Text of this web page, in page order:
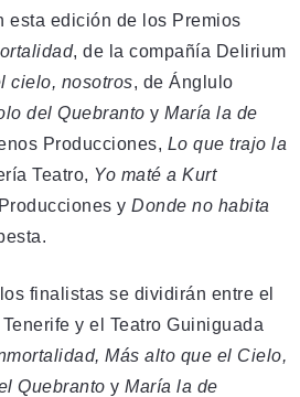
esta edición de los Premios
, de la compañía Delirium
cielo, nosotros, de Ánglulo
del Quebranto y María la de
Producciones, Lo que trajo la
Teatro, Yo maté a Kurt
y Donde no habita
finalistas se dividirán entre el
y el Teatro Guiniguada
Más alto que el Cielo,
Quebranto y María la de